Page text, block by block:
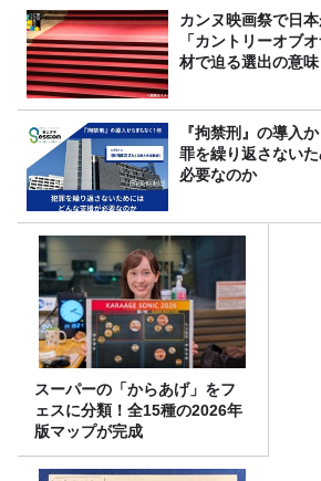
カンヌ映画祭で日
「カントリーオブ
材で迫る選出の意味
『拘禁刑』の導入
罪を繰り返さない
必要なのか
スーパーの「からあげ」をフ
ェスに分類！全15種の2026年
版マップが完成